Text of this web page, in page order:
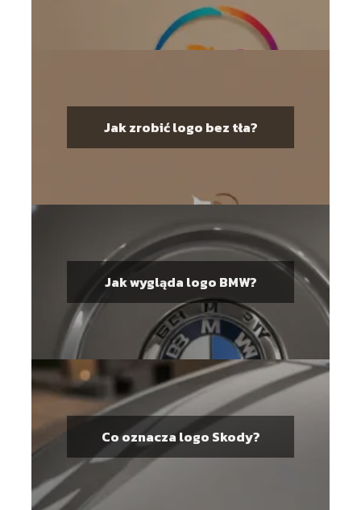
Jak zrobić logo bez tła?
Jak wygląda logo BMW?
Co oznacza logo Skody?